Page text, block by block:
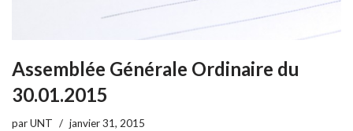
Assemblée Générale Ordinaire du
30.01.2015
parUNT janvier 31, 2015